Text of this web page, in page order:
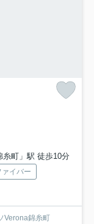
糸町」駅 徒歩10分
ァイバー
Verona錦糸町